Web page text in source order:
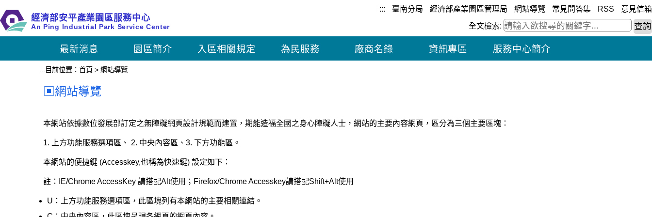
到
主
經濟部安平產業園區服務中心
An Ping Industrial Park Service Center
::: 臺南分局 經濟部產業園區管理局 網站導覽 常見問答集 RSS 意見信箱
全文檢索:
最新消息 園區簡介 入區相關規定 為民服務 廠商名錄 資訊專區 服務中心簡介
::: 目前位置： 首頁 > 網站導覽
網站導覽
本網站依據數位發展部訂定之無障礙網頁設計規範而建置，期能造福全國之身心障礙人士，網站的主要內容網頁，區分為三個主要區塊：
1. 上方功能服務選項區、 2. 中央內容區、3. 下方功能區。
本網站的便捷鍵 (Accesskey,也稱為快速鍵) 設定如下：
註：IE/Chrome AccessKey 請搭配Alt使用；Firefox/Chrome Accesskey請搭配Shift+Alt使用
U：上方功能服務選項區，此區塊列有本網站的主要相關連結。